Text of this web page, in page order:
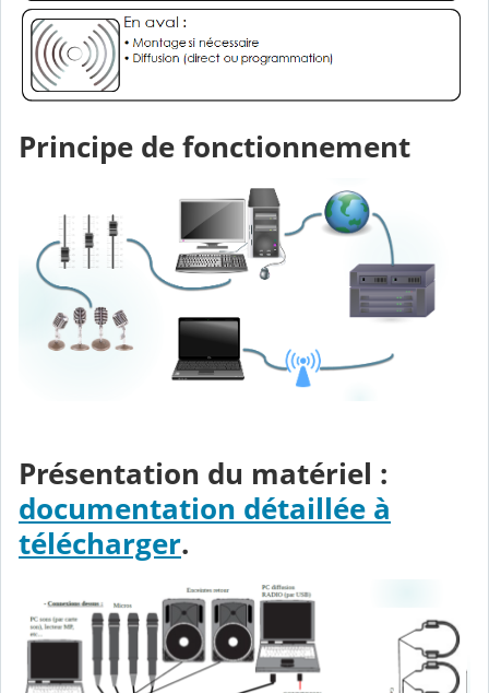
Principe de fonctionnement
Présentation du matériel :
documentation détaillée à
télécharger.